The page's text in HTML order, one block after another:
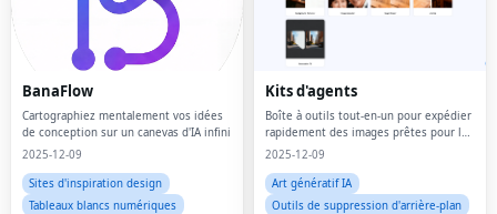
BanaFlow
Cartographiez mentalement vos idées
de conception sur un canevas d'IA infini
2025-12-09
Sites d'inspiration design
Tableaux blancs numériques
Kits d'agents
Boîte à outils tout-en-un pour expédier
rapidement des images prêtes pour le
commerce
2025-12-09
Art génératif IA
Outils de suppression d'arrière-plan